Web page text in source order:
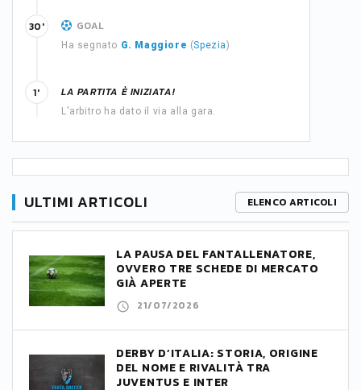
GOAL
Ha segnato G. Maggiore (Spezia)
30'
LA PARTITA È INIZIATA!
L'arbitro ha dato il via alla gara.
1'
ULTIMI ARTICOLI ELENCO ARTICOLI
LA PAUSA DEL FANTALLENATORE,
OVVERO TRE SCHEDE DI MERCATO
GIÀ APERTE
21/07/2026
DERBY D’ITALIA: STORIA, ORIGINE
DEL NOME E RIVALITÀ TRA
JUVENTUS E INTER